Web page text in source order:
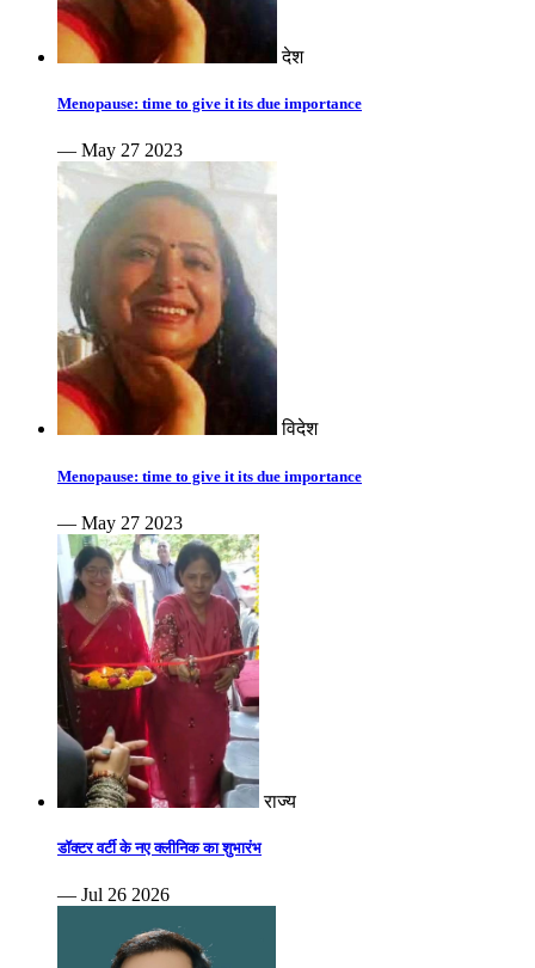
देश
Menopause: time to give it its due importance
— May 27 2023
विदेश
Menopause: time to give it its due importance
— May 27 2023
राज्य
डॉक्टर वर्टी के नए क्लीनिक का शुभारंभ
— Jul 26 2026